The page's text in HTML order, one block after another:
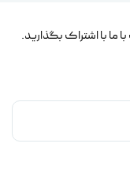
ما با اشتراک بگذارید.